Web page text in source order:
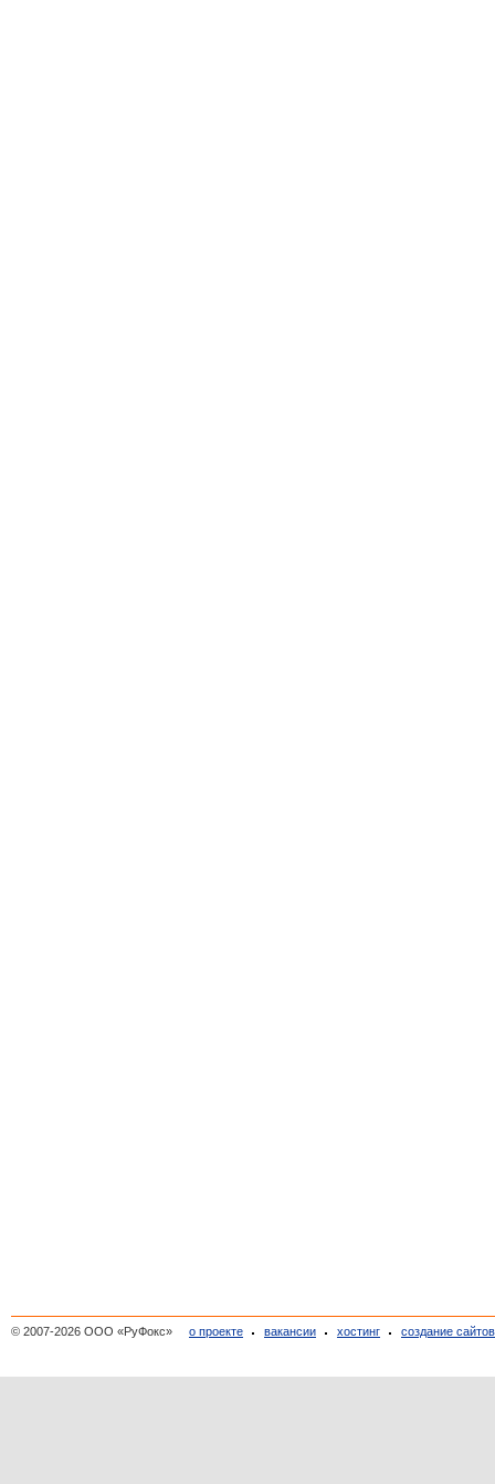
© 2007-2026 ООО «РуФокс» о проекте вакансии хостинг создание сайтов